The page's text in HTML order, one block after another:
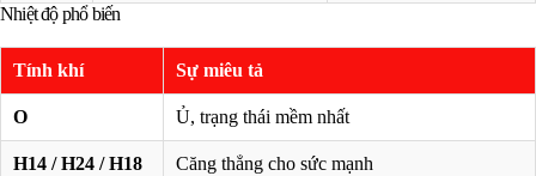
Nhiệt độ phổ biến
Tính khí Sự miêu tả
O Ủ, trạng thái mềm nhất
H14 / H24 / H18 Căng thẳng cho sức mạnh